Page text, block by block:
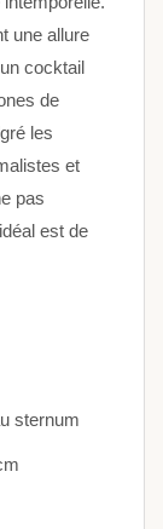
une allure
cocktail
de
les
et
pas
est de
sternum